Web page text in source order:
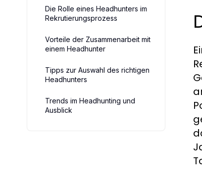
Die Rolle eines Headhunters im
Rekrutierungsprozess
Vorteile der Zusammenarbeit mit
einem Headhunter
Tipps zur Auswahl des richtigen
Headhunters
Trends im Headhunting und
Ausblick